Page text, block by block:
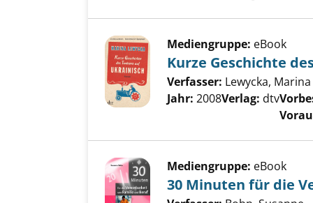
Mediengruppe: eBook
Kurze Geschichte
Verfasser: Lewycka, Marina
Jahr: 2008Verlag: dtv
Mediengruppe: eBook
30 Minuten für die